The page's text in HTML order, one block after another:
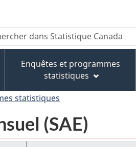
Enquêtes et programmes
statistiques
statistiques
(SAE)